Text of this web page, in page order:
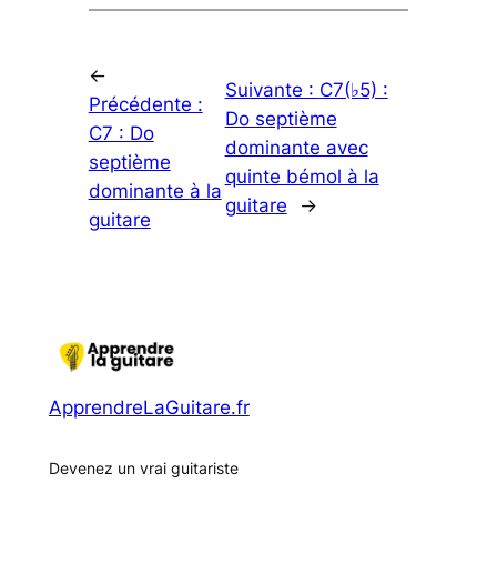
←
Précédente :
C7 : Do
septième
dominante à la
guitare
Suivante : C7(♭5) :
Do septième
dominante avec
quinte bémol à la
guitare
→
ApprendreLaGuitare.fr
Devenez un vrai guitariste